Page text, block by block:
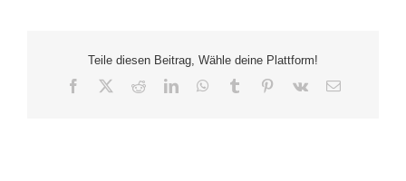
Teile diesen Beitrag, Wähle deine Plattform!
Facebook RedditLinkedInWhatsApp
Tumblr Pinterest
Vk
E-